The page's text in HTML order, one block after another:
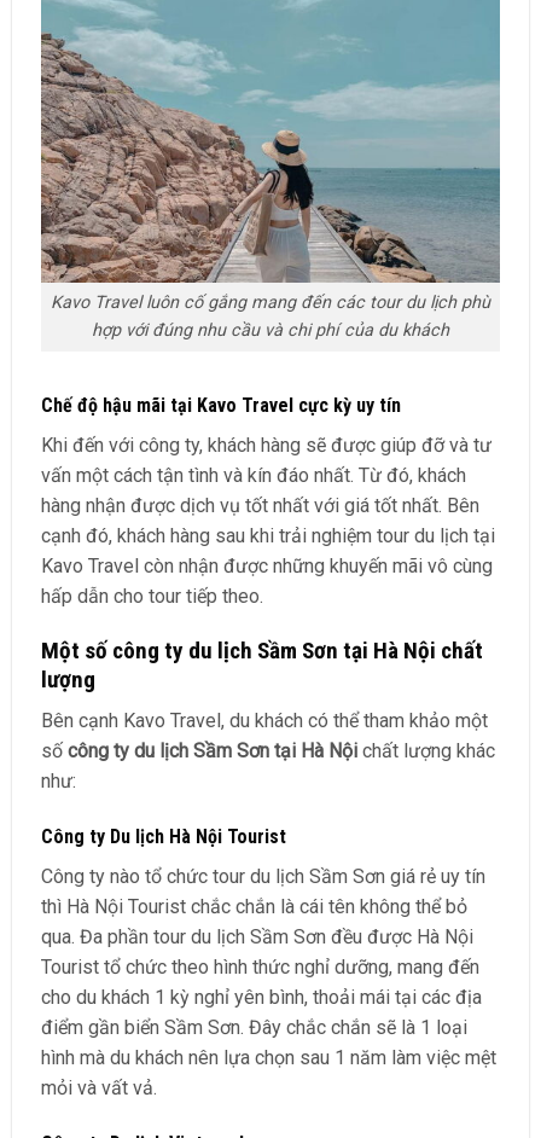
Kavo Travel luôn cố gắng mang đến các tour du lịch phù
hợp với đúng nhu cầu và chi phí của du khách
Chế độ hậu mãi tại Kavo Travel cực kỳ uy tín
Khi đến với công ty, khách hàng sẽ được giúp đỡ và tư
vấn một cách tận tình và kín đáo nhất. Từ đó, khách
hàng nhận được dịch vụ tốt nhất với giá tốt nhất. Bên
cạnh đó, khách hàng sau khi trải nghiệm tour du lịch tại
Kavo Travel còn nhận được những khuyến mãi vô cùng
hấp dẫn cho tour tiếp theo.
Một số công ty du lịch Sầm Sơn tại Hà Nội chất
lượng
Bên cạnh Kavo Travel, du khách có thể tham khảo một
sốcông ty du lịch Sầm Sơn tại Hà Nộichất lượng khác
như:
Công ty Du lịch Hà Nội Tourist
Công ty nào tổ chức tour du lịch Sầm Sơn giá rẻ uy tín
thì Hà Nội Tourist chắc chắn là cái tên không thể bỏ
qua. Đa phần tour du lịch Sầm Sơn đều được Hà Nội
Tourist tổ chức theo hình thức nghỉ dưỡng, mang đến
cho du khách 1 kỳ nghỉ yên bình, thoải mái tại các địa
điểm gần biển Sầm Sơn. Đây chắc chắn sẽ là 1 loại
hình mà du khách nên lựa chọn sau 1 năm làm việc mệt
mỏi và vất vả.